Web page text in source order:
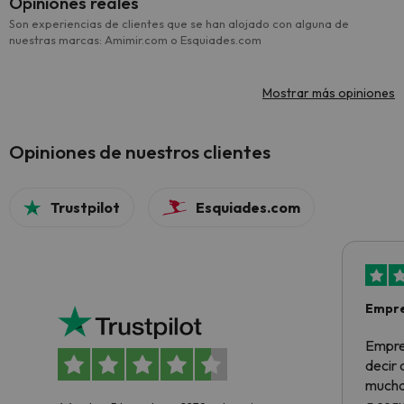
Son experiencias de clientes que se han alojado con alguna de
nuestras marcas: Amimir.com o Esquiades.com
Mostrar más opiniones
Opiniones de nuestros clientes
Trustpilot Esquiades.com
decir